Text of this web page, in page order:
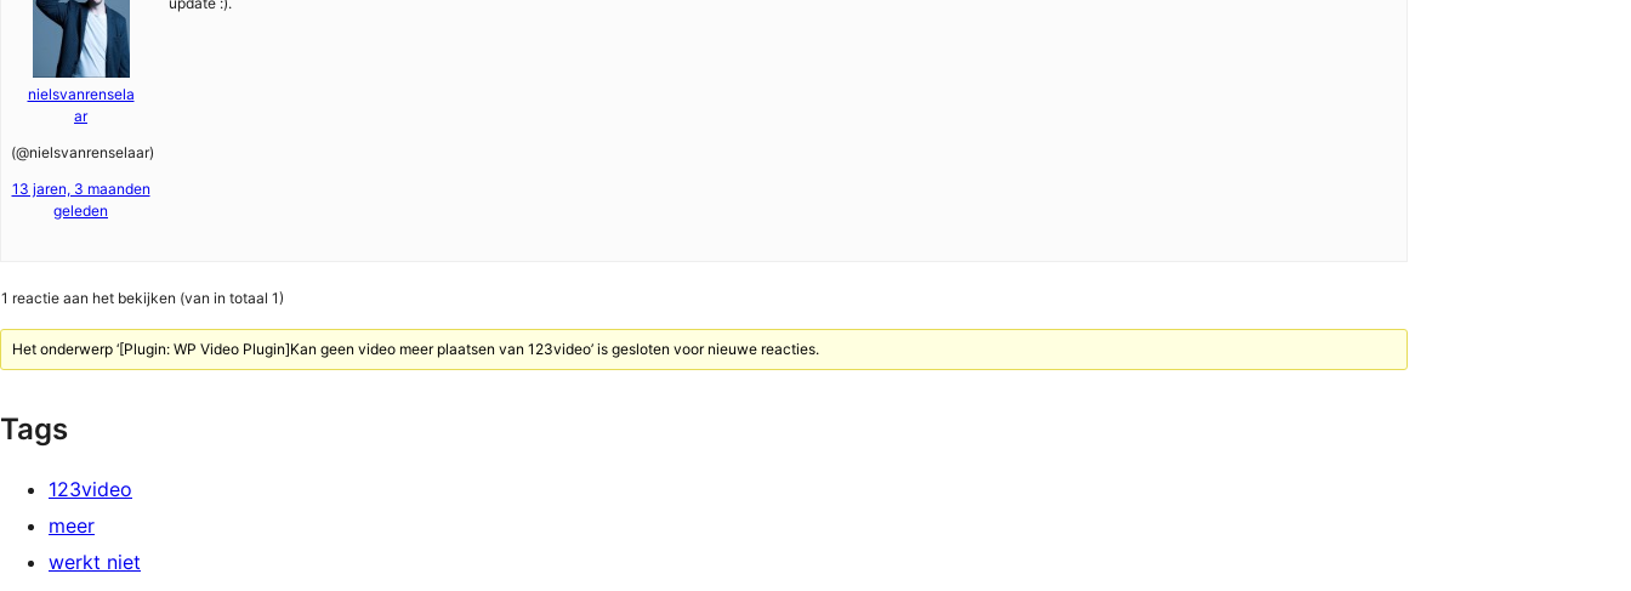
nielsvanrensela
ar
(@nielsvanrenselaar)
13 jaren, 3 maanden
geleden
1 reactie aan het bekijken (van in totaal 1)
Het onderwerp ‘[Plugin: WP Video Plugin]Kan geen video meer plaatsen van 123video’ is gesloten voor nieuwe reacties.
Tags
123video
meer
werkt niet